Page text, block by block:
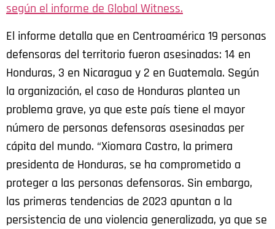
según el informe de Global Witness.
El informe detalla que en Centroamérica 19 personas
defensoras del territorio fueron asesinadas: 14 en
Honduras, 3 en Nicaragua y 2 en Guatemala. Según
la organización, el caso de Honduras plantea un
problema grave, ya que este país tiene el mayor
número de personas defensoras asesinadas per
cápita del mundo. “Xiomara Castro, la primera
presidenta de Honduras, se ha comprometido a
proteger a las personas defensoras. Sin embargo,
las primeras tendencias de 2023 apuntan a la
persistencia de una violencia generalizada, ya que se